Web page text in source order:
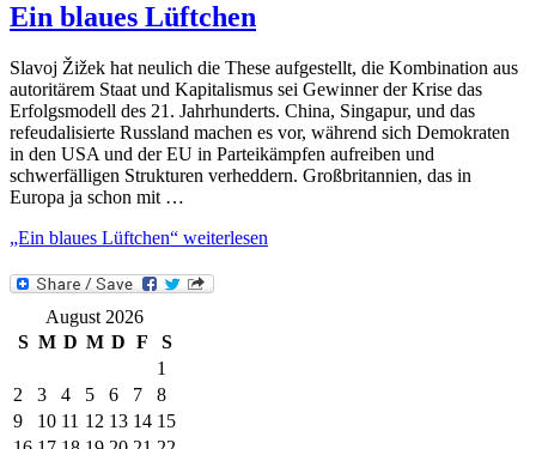
Ein blaues Lüftchen
Slavoj Žižek hat neulich die These aufgestellt, die Kombination aus
autoritärem Staat und Kapitalismus sei Gewinner der Krise das
Erfolgsmodell des 21. Jahrhunderts. China, Singapur, und das
refeudalisierte Russland machen es vor, während sich Demokraten
in den USA und der EU in Parteikämpfen aufreiben und
schwerfälligen Strukturen verheddern. Großbritannien, das in
Europa ja schon mit …
„Ein blaues Lüftchen“ weiterlesen
August 2026
S M D M D F
S
1
2
3 4 5 6 7
8
9
10 11 12 13 14 15